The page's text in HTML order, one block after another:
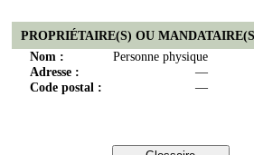
PROPRIÉTAIRE(S) OU
Nom :
Personne physique
Adresse :
—
Code postal :
—